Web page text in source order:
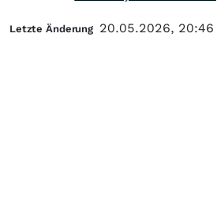
Letzte Änderung 20.05.2026, 20:46